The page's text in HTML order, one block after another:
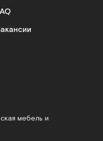
под параметры
рассчитаны на
мебель и